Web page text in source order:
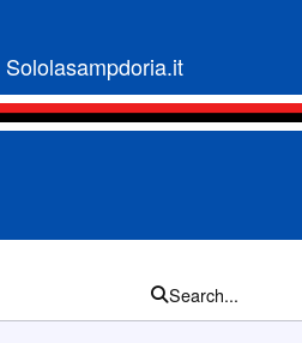
Sololasampdoria.it
Search...